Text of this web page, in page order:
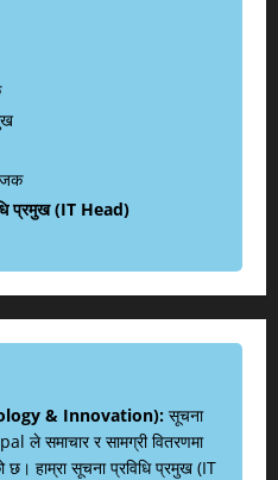
प्रमुख (IT Head)
& Innovation): सूचना
ले समाचार र सामग्री वितरणमा
छ। हाम्रा सूचना प्रविधि प्रमुख (IT